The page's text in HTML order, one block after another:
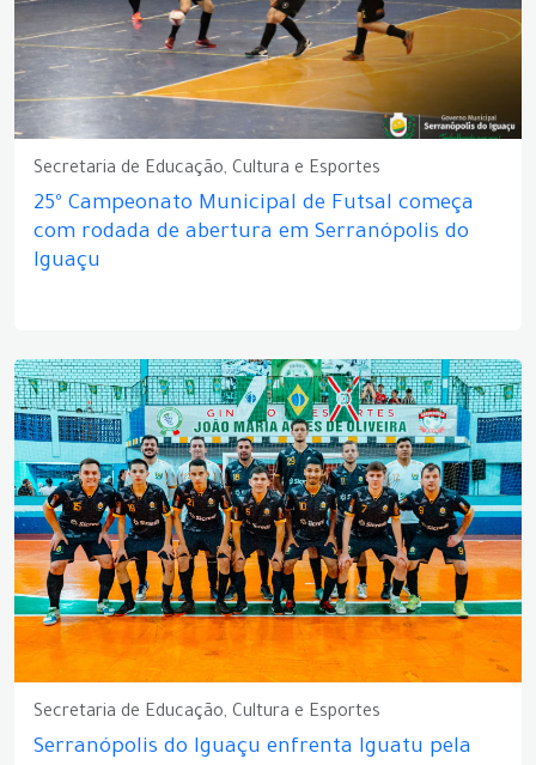
Secretaria de Educação, Cultura e Esportes
25º Campeonato Municipal de Futsal começa
com rodada de abertura em Serranópolis do
Iguaçu
Secretaria de Educação, Cultura e Esportes
Serranópolis do Iguaçu enfrenta Iguatu pela